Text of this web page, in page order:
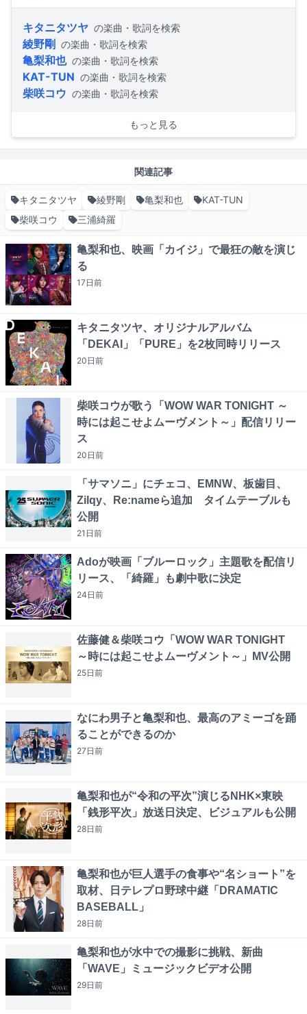
キタニタツヤ の楽曲・歌詞を検索
綾野剛 の楽曲・歌詞を検索
亀梨和也 の楽曲・歌詞を検索
KAT-TUN の楽曲・歌詞を検索
柴咲コウ の楽曲・歌詞を検索
もっと見る
関連記事
キタニタツヤ 綾野剛 亀梨和也
KAT-TUN
柴咲コウ
三浦綺羅
亀梨和也、映画「カイジ」で最狂の敵を演じ
る
17日前
キタニタツヤ、オリジナルアルバム
「DEKAI」「PURE」を2枚同時リリース
20日前
柴咲コウが歌う「WOW WAR TONIGHT ～
時には起こせよムーヴメント～」配信リリー
ス
20日前
「サマソニ」にチェコ、EMNW、板歯目、
Zilqy、Re:nameら追加 タイムテーブルも
公開
21日前
Adoが映画「ブルーロック」主題歌を配信リ
リース、「綺羅」も劇中歌に決定
24日前
佐藤健＆柴咲コウ「WOW WAR TONIGHT
～時には起こせよムーヴメント～」MV公開
25日前
なにわ男子と亀梨和也、最高のアミーゴを踊
ることができるのか
27日前
亀梨和也が“令和の平次”演じるNHK×東映
「銭形平次」放送日決定、ビジュアルも公開
28日前
亀梨和也が巨人選手の食事や“名ショート”を
取材、日テレプロ野球中継「DRAMATIC
BASEBALL」
28日前
亀梨和也が水中での撮影に挑戦、新曲
「WAVE」ミュージックビデオ公開
29日前